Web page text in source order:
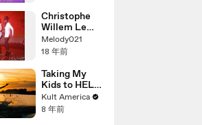
Christophe
Willem Le
Zenith de
Paris 14Juin08
Melody021
18 年前
Taking My
Kids to HEL
[Kult
America]
Kult America
8 年前